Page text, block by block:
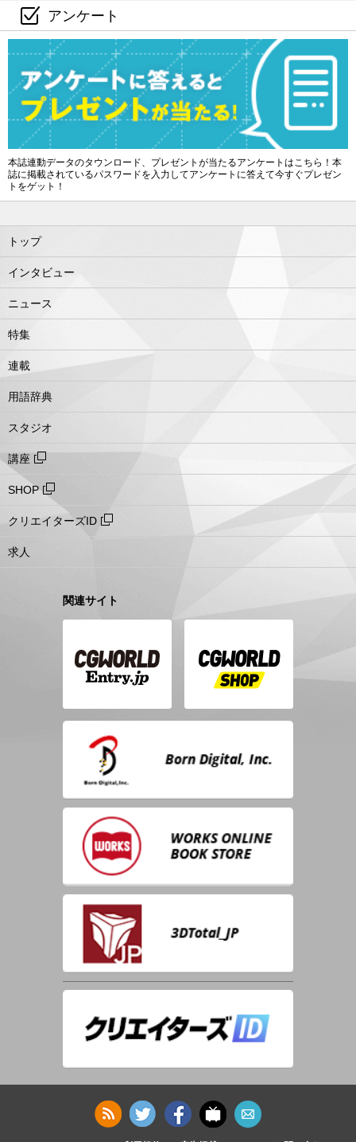
アンケート
本誌連動データのタウンロード、プレゼントが当たるアンケートはこちら！本
誌に掲載されているパスワードを入力してアンケートに答えて今すぐプレゼン
トをゲット！
トップ
インタビュー
ニュース
特集
連載
用語辞典
スタジオ
講座
SHOP
クリエイターズID
求人
関連サイト